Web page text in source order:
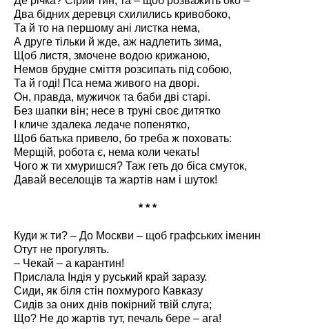
Два бідних деревця схилились кривобоко,
Та й то на першому ані листка нема,
А друге тільки й жде, аж надлетить зима,
Щоб листя, змочене водою крижаною,
Немов брудне сміття розсипать під собою,
Та й годі! Пса нема живого на дворі.
Он, правда, мужичок та баби дві старі.
Без шапки він; несе в труні своє дитятко
І кличе здалека ледаче попенятко,
Щоб батька привело, бо треба ж поховать:
Мерщій, робота є, нема коли чекать!
Чого ж ти хмуришся? Таж геть до біса смуток,
Давай веселощів та жартів нам і шуток!
* * *
Куди ж ти? – До Москви – щоб графських іменин
Отут не прогулять.
– Чекай – а карантин!
Прислала Індія у руський край заразу.
Сиди, як біля стін похмурого Кавказу
Сидів за оних днів покірний твій слуга;
Що? Не до жартів тут, печаль бере – ага!